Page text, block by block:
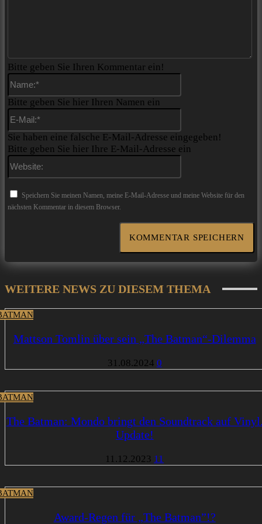
Bitte geben Sie Ihren Kommentar ein!
Bitte geben Sie hier Ihren Namen ein
Sie haben eine falsche E-Mail-Adresse eingegeben!
Bitte geben Sie hier Ihre E-Mail-Adresse ein
Speichern Sie meinen Namen, meine E-Mail-Adresse und meine Website für den
nächsten Kommentar in diesem Browser.
WEITERE NEWS ZU DIESEM THEMA
Mattson Tomlin über sein „The Batman“-Dilemma
31.08.2024 0
The Batman: Mondo bringt den Soundtrack auf
Update!
11.12.2023 11
Award-Regen für „The Batman”!?